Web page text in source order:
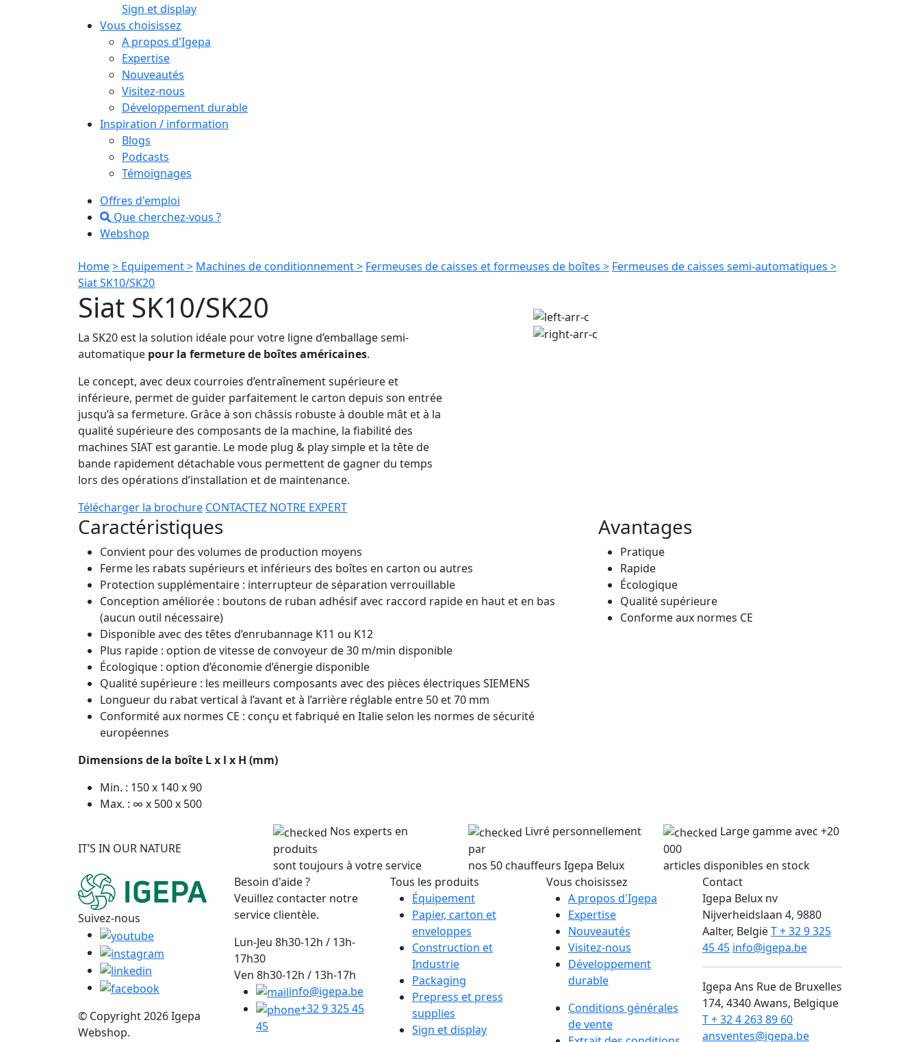
Sign et display
Vous choisissez
A propos d'Igepa
Expertise
Nouveautés
Visitez-nous
Développement durable
Inspiration / information
Blogs
Podcasts
Témoignages
Offres d'emploi
Que cherchez-vous ?
Webshop
Home> Equipement > Machines de conditionnement > Fermeuses de caisses et formeuses de boîtes > Fermeuses de caisses semi-automatiques >
Siat SK10/SK20
Siat SK10/SK20
La SK20 est la solution idéale pour votre ligne d’emballage semi-
automatique pour la fermeture de boîtes américaines.
Le concept, avec deux courroies d’entraînement supérieure et
inférieure, permet de guider parfaitement le carton depuis son entrée
jusqu’à sa fermeture. Grâce à son châssis robuste à double mât et à la
qualité supérieure des composants de la machine, la fiabilité des
machines SIAT est garantie. Le mode plug & play simple et la tête de
bande rapidement détachable vous permettent de gagner du temps
lors des opérations d’installation et de maintenance.
Télécharger la brochure CONTACTEZ NOTRE EXPERT
Caractéristiques
Convient pour des volumes de production moyens
Ferme les rabats supérieurs et inférieurs des boîtes en carton ou autres
Protection supplémentaire : interrupteur de séparation verrouillable
Conception améliorée : boutons de ruban adhésif avec raccord rapide en haut et en bas
(aucun outil nécessaire)
Disponible avec des têtes d’enrubannage K11 ou K12
Plus rapide : option de vitesse de convoyeur de 30 m/min disponible
Écologique : option d’économie d’énergie disponible
Qualité supérieure : les meilleurs composants avec des pièces électriques SIEMENS
Longueur du rabat vertical à l’avant et à l’arrière réglable entre 50 et 70 mm
Conformité aux normes CE : conçu et fabriqué en Italie selon les normes de sécurité
européennes
Dimensions de la boîte L x l x H (mm)
Min. : 150 x 140 x 90
Max. : ∞ x 500 x 500
Avantages
Pratique
Rapide
Écologique
Qualité supérieure
Conforme aux normes CE
IT’S IN OUR NATURE
Nos experts en
produits
sont toujours à votre service
Livré personnellement
par
nos 50 chauffeurs Igepa Belux
Large gamme avec +20
000
articles disponibles en stock
Suivez-nous
© Copyright 2026 Igepa
Webshop.
Besoin d'aide ?
Veuillez contacter notre
service clientèle.
Lun-Jeu 8h30-12h / 13h-
17h30
Ven 8h30-12h / 13h-17h
info@igepa.be
+32 9 325 45
45
Tous les produits
Équipement
Papier, carton et
enveloppes
Construction et
Industrie
Packaging
Prepress et press
supplies
Sign et display
Vous choisissez
A propos d'Igepa
Expertise
Nouveautés
Visitez-nous
Développement
durable
Conditions générales
de vente
Contact
Igepa Belux nv
Nijverheidslaan 4, 9880
Aalter, BelgiëT + 32 9 325
45 45 info@igepa.be
Igepa Ans Rue de Bruxelles
174, 4340 Awans, Belgique
T + 32 4 263 89 60
ansventes@igepa.be